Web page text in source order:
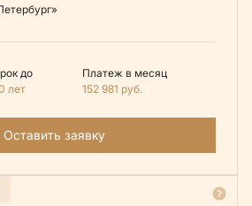
до
лет
Платеж в месяц
152 981 руб.
Оставить заявку